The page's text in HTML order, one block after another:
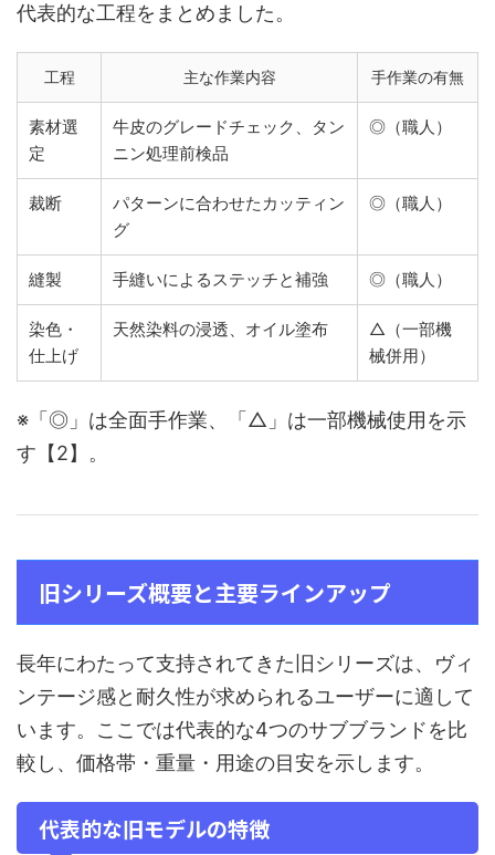
代表的な工程をまとめました。
工程 主な作業内容 手作業の有無
素材選
定
牛皮のグレードチェック、タン
ニン処理前検品
◎（職人）
裁断
パターンに合わせたカッティン
グ
◎（職人）
縫製 手縫いによるステッチと補強 ◎（職人）
染色・
仕上げ
天然染料の浸透、オイル塗布
△（一部機
械併用）
※「◎」は全面手作業、「△」は一部機械使用を示
す【2】。
旧シリーズ概要と主要ラインアップ
長年にわたって支持されてきた旧シリーズは、ヴィ
ンテージ感と耐久性が求められるユーザーに適して
います。ここでは代表的な4つのサブブランドを比
較し、価格帯・重量・用途の目安を示します。
代表的な旧モデルの特徴